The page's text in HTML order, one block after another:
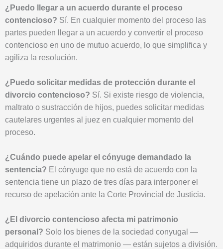
¿Puedo llegar a un acuerdo durante el proceso
contencioso? Sí. En cualquier momento del proceso las
partes pueden llegar a un acuerdo y convertir el proceso
contencioso en uno de mutuo acuerdo, lo que simplifica y
agiliza la resolución.
¿Puedo solicitar medidas de protección durante el
divorcio contencioso? Sí. Si existe riesgo de violencia,
maltrato o sustracción de hijos, puedes solicitar medidas
cautelares urgentes al juez en cualquier momento del
proceso.
¿Cuándo puede apelar el cónyuge demandado la
sentencia? El cónyuge que no está de acuerdo con la
sentencia tiene un plazo de tres días para interponer el
recurso de apelación ante la Corte Provincial de Justicia.
¿El divorcio contencioso afecta mi patrimonio
personal? Solo los bienes de la sociedad conyugal —
adquiridos durante el matrimonio — están sujetos a división.